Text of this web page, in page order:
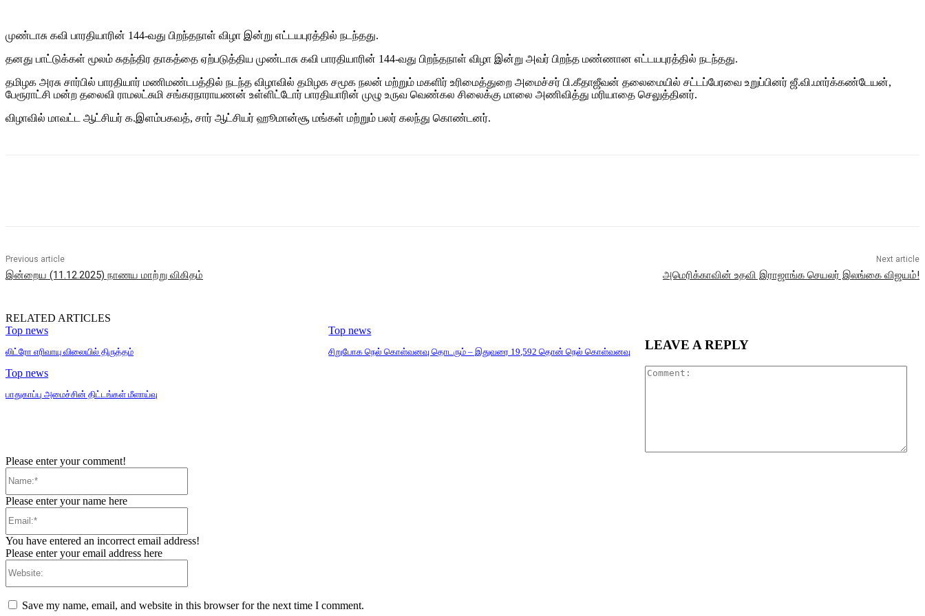
முண்டாசு கவி பாரதியாரின் 144-வது பிறந்தநாள் விழா இன்று எட்டயபுரத்தில் நடந்தது.
தனது பாட்டுக்கள் மூலம் சுதந்திர தாகத்தை ஏற்படுத்திய முண்டாசு கவி பாரதியாரின் 144-வது பிறந்தநாள் விழா இன்று அவர் பிறந்த மண்ணான எட்டயபுரத்தில் நடந்தது.
தமிழக அரசு சார்பில் பாரதியார் மணிமண்டபத்தில் நடந்த விழாவில் தமிழக சமூக நலன் மற்றும் மகளிர் உரிமைத்துறை அமைச்சர் பி.கீதாஜீவன் தலைமையில் சட்டப்பேரவை உறுப்பினர் ஜீ.வி.மார்க்கண்டேயன்,
பேரூராட்சி மன்ற தலைவி ராமலட்சுமி சங்கரநாராயணன் உள்ளிட்டோர் பாரதியாரின் முழு உருவ வெண்கல சிலைக்கு மாலை அணிவித்து மரியாதை செலுத்தினர்.
விழாவில் மாவட்ட ஆட்சியர் க.இளம்பகவத், சார் ஆட்சியர் ஹூமான்சூ மங்கள் மற்றும் பலர் கலந்து கொண்டனர்.
Previous article
இன்றைய (11.12.2025) நாணய மாற்று விகிதம்
Next article
அமெரிக்காவின் உதவி இராஜாங்க செயலர் இலங்கை விஜயம்!
RELATED ARTICLES
Top news
லிட்ரோ எரிவாயு விலையில் திருத்தம்
Top news
சிறுபோக நெல் கொள்வனவு தொடரும் – இதுவரை 19,592 தொன் நெல் கொள்வனவு
Top news
பாதுகாப்பு அமைச்சின் திட்டங்கள் மீளாய்வு
LEAVE A REPLY
Please enter your comment!
Please enter your name here
You have entered an incorrect email address!
Please enter your email address here
Save my name, email, and website in this browser for the next time I comment.